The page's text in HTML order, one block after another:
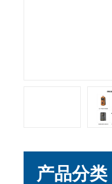
产品分类